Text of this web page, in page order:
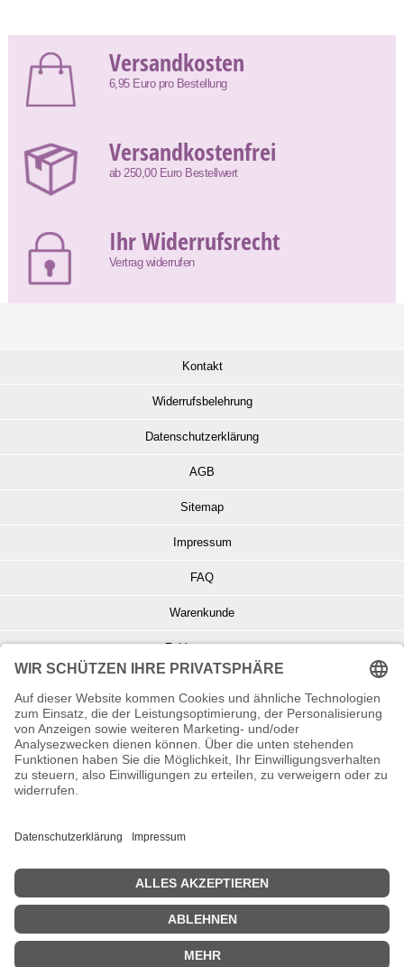
Versandkosten
6,95 Euro pro Bestellung
Versandkostenfrei
ab 250,00 Euro Bestellwert
Ihr Widerrufsrecht
Vertrag widerrufen
Kontakt
Widerrufsbelehrung
Datenschutzerklärung
AGB
Sitemap
Impressum
FAQ
Warenkunde
Zahlungsarten
Info zu Elektro- u. Elektronikgeräten
Batterieentsorgung
Informationen zur Echtheit von Kundenbewertungen
© Copyright 2026 Wohnambiente-Shop